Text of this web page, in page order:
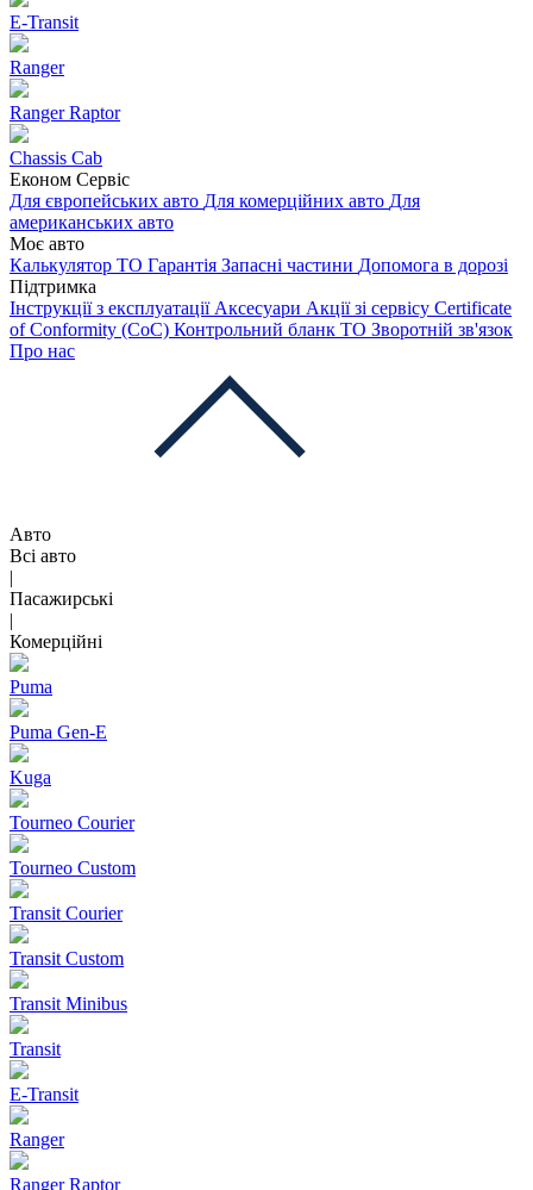
E-Transit
Ranger
Ranger Raptor
Chassis Cab
Економ Сервіс
Для європейських авто Для комерційних авто Для
американських авто
Моє авто
Калькулятор ТО Гарантія Запасні частини Допомога в дорозі
Підтримка
Інструкції з експлуатації Аксесуари Акції зі сервісу Certificate
of Conformity (CoC) Контрольний бланк ТО Зворотній зв'язок
Про нас
Авто
Всі авто
|
Пасажирські
|
Комерційні
Puma
Puma Gen‑E
Kuga
Tourneo Courier
Tourneo Custom
Transit Courier
Transit Custom
Transit Minibus
Transit
E-Transit
Ranger
Ranger Raptor